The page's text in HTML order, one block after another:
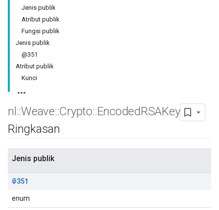
Jenis publik
Atribut publik
Fungsi publik
Jenis publik
@351
Atribut publik
Kunci
nl ::Weave::Crypto::EncodedRSAKey
Ringkasan
Jenis publik
@351
enum